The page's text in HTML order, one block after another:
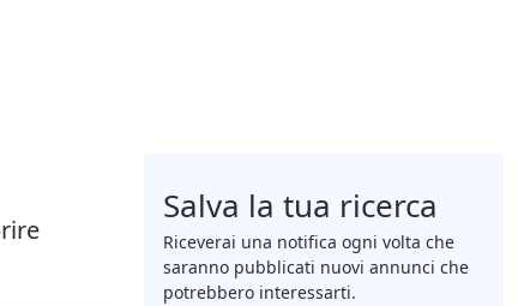
Salva la tua ricerca
Riceverai una notifica ogni volta che
saranno pubblicati nuovi annunci che
potrebbero interessarti.